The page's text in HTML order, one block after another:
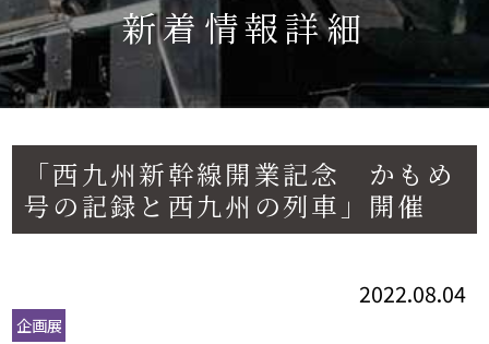
新着情報詳細
「西九州新幹線開業記念 かもめ
号の記録と西九州の列車」開催
2022.08.04
企画展